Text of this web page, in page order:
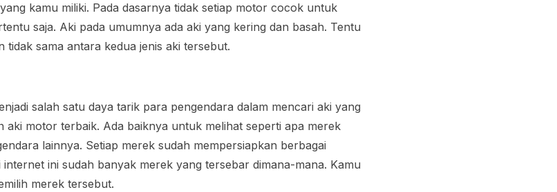
kamu miliki. Pada dasarnya tidak setiap motor cocok untuk
saja. Aki pada umumnya ada aki yang kering dan basah. Tentu
tidak sama antara kedua jenis aki tersebut.
salah satu daya tarik para pengendara dalam mencari aki yang
aki motor terbaik. Ada baiknya untuk melihat seperti apa merek
lainnya. Setiap merek sudah mempersiapkan berbagai
ini sudah banyak merek yang tersebar dimana-mana. Kamu
merek tersebut.